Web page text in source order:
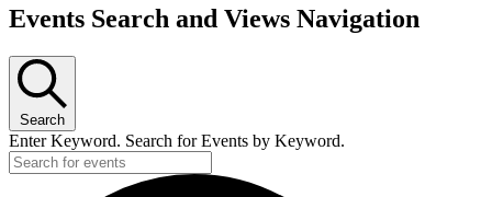
Events Search and Views Navigation
Search
Enter Keyword. Search for Events by Keyword.